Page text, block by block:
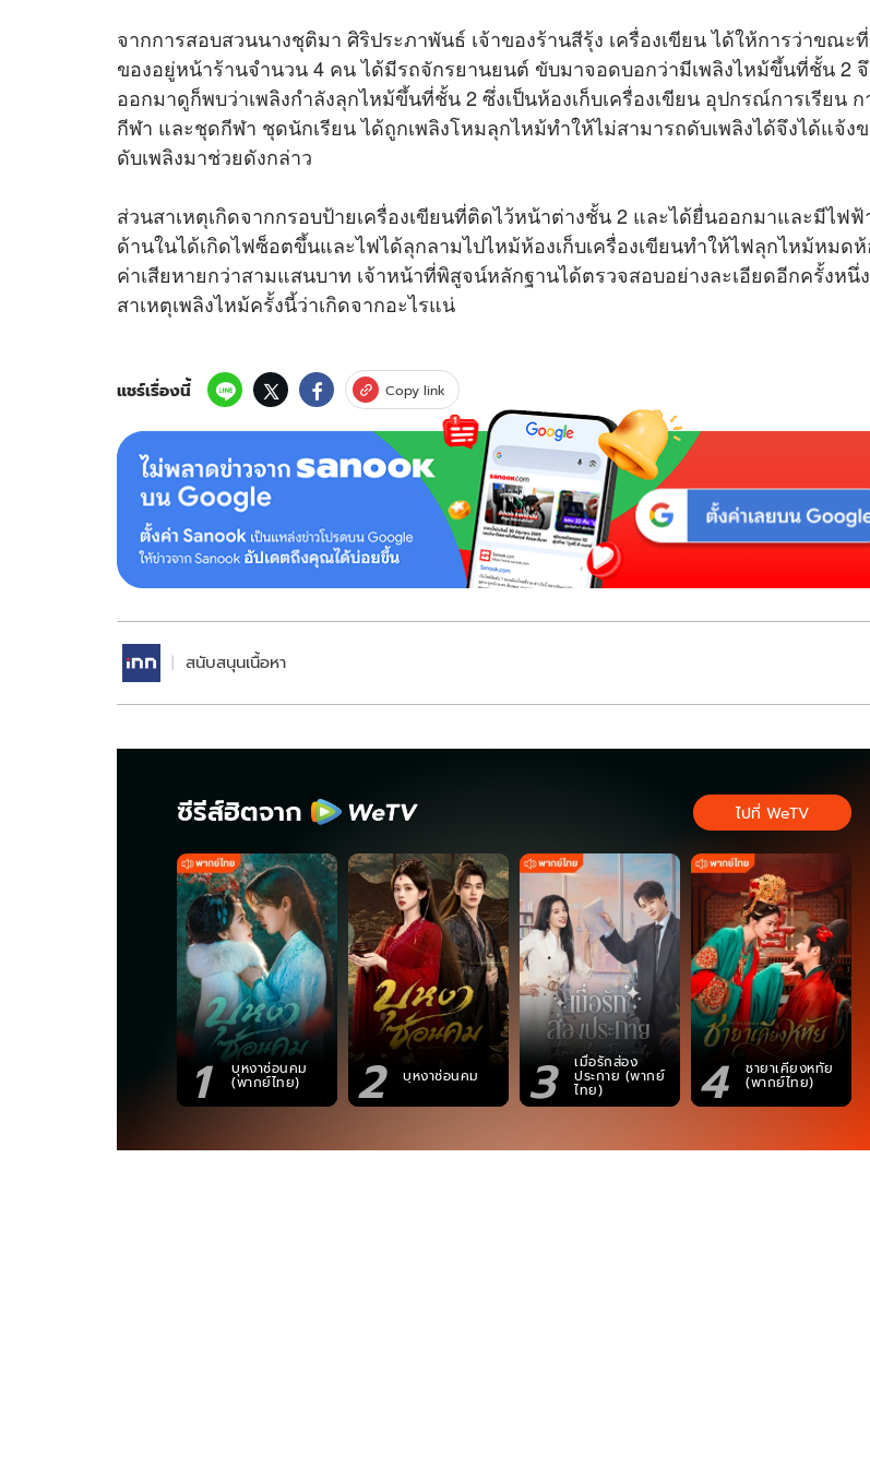
จากการสอบสวนนางชุติมา ศิริประภาพันธ์ เจ้าของร้านสีรุ้ง เครื่องเขียน ได้ให้การว่าขณะ
ของอยู่หน้าร้านจำนวน 4 คน ได้มีรถจักรยานยนต์ ขับมาจอดบอกว่ามีเพลิงไหม้ขึ้นที่ชั้น 2
ออกมาดูก็พบว่าเพลิงกำลังลุกไหม้ขึ้นที่ชั้น 2 ซึ่งเป็นห้องเก็บเครื่องเขียน อุปกรณ์การเรียน ก
กีฬา และชุดกีฬา ชุดนักเรียน ได้ถูกเพลิงโหมลุกไหม้ทำให้ไม่สามารถดับเพลิงได้จึงได้แจ้ง
ดับเพลิงมาช่วยดังกล่าว
ส่วนสาเหตุเกิดจากกรอบป้ายเครื่องเขียนที่ติดไว้หน้าต่างชั้น 2 และได้ยื่นออกมาและมีไฟฟ้
ด้านในได้เกิดไฟซ็อตขึ้นและไฟได้ลุกลามไปไหม้ห้องเก็บเครื่องเขียนทำให้ไฟลุกไหม้หมดห้
ค่าเสียหายกว่าสามแสนบาท เจ้าหน้าที่พิสูจน์หลักฐานได้ตรวจสอบอย่างละเอียดอีกครั้งหนึ่
สาเหตุเพลิงไหม้ครั้งนี้ว่าเกิดจากอะไรแน่
แชร์เรื่องนี้ Copy link
สนับสนุนเนื้อหา
ซีรีส์ฮิตจาก
1 บุหงาซ่อนคม
(พากย์ไทย) 2 บุหงาซ่อนคม 3 เมื่อรักส่อง
ประกาย (พากย์
ไทย) 4 ชายาเคียงหทัย
(พากย์ไทย)
ไปที่ WeTV